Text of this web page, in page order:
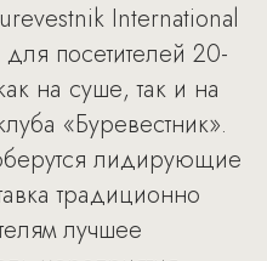
International
посетителей 20-
на суше, так и на
«Буревестник».
лидирующие
традиционно
лучшее